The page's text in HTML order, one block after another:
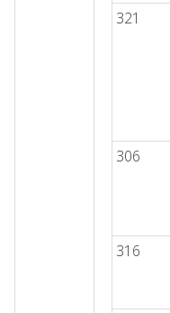
321
306
316